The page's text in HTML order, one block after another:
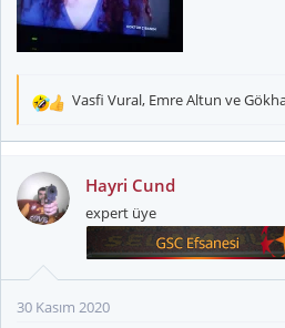
T
k
i
l
Vasfi Vural, Emre Altun ve
Hayri Cund
expert üye
30 Kasım 2020